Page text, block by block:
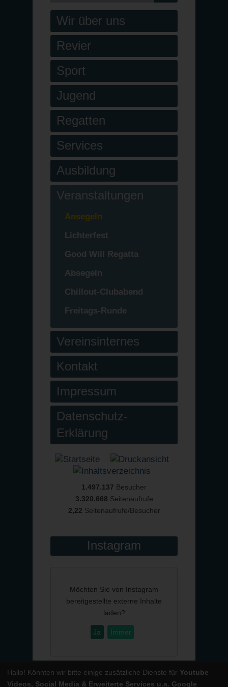
Wir über uns
Revier
Sport
Jugend
Regatten
Services
Ausbildung
Veranstaltungen
Ansegeln
Lichterfest
Good Will Regatta
Absegeln
Chillout-Clubabend
Freitags-Runde
Vereinsinternes
Kontakt
Impressum
Datenschutz-
Erklärung
1.497.137 Besucher
3.320.668 Seitenaufrufe
2,22 Seitenaufrufe/Besucher
Instagram
Möchten Sie von Instagram
bereitgestellte externe Inhalte
laden?
Ja Immer
Powered byCMSimple| Template:ge-webdesign.de|Login
Hallo! Könnten wir bitte einige zusätzliche Dienste für Youtube
Videos, Social Media & Erweiterte Services u.a. Google